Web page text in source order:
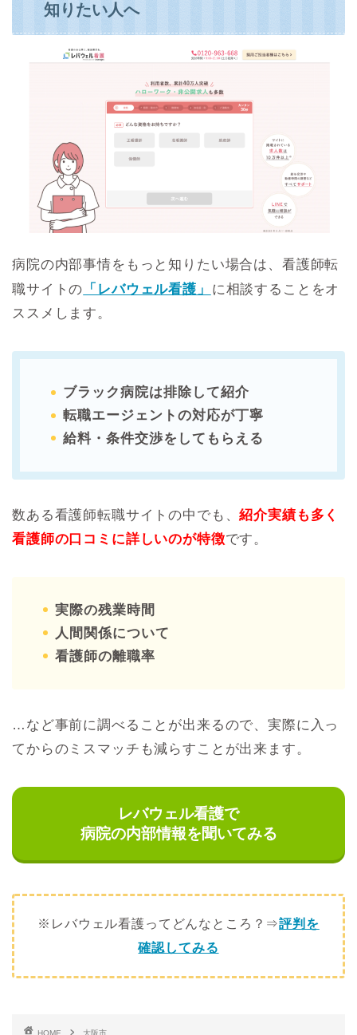
知りたい人へ
病院の内部事情をもっと知りたい場合は、看護師転
職サイトの 「レバウェル看護」
に相談することをオ
ススメします。
ブラック病院は排除して紹介
転職エージェントの対応が丁寧
給料・条件交渉をしてもらえる
数ある看護師転職サイトの中でも、紹介実績も多く
看護師の口コミに詳しいのが特徴です。
実際の残業時間
人間関係について
看護師の離職率
…など事前に調べることが出来るので、実際に入っ
てからのミスマッチも減らすことが出来ます。
レバウェル看護で
病院の内部情報を聞いてみる
※レバウェル看護ってどんなところ？⇒評判を
確認してみる
HOME
大阪市